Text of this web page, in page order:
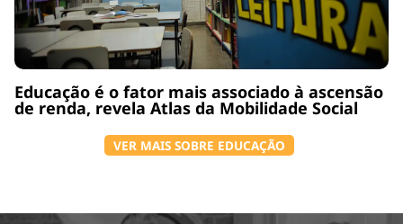
Educação é o fator mais associado à ascensão
de renda, revela Atlas da Mobilidade Social
VER MAIS SOBRE EDUCAÇÃO